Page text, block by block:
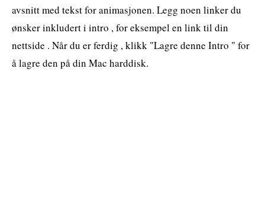
avsnitt med tekst for animasjonen. Legg noen linker du
ønsker inkludert i intro , for eksempel en link til din
nettside . Når du er ferdig , klikk "Lagre denne Intro " for
å lagre den på din Mac harddisk.